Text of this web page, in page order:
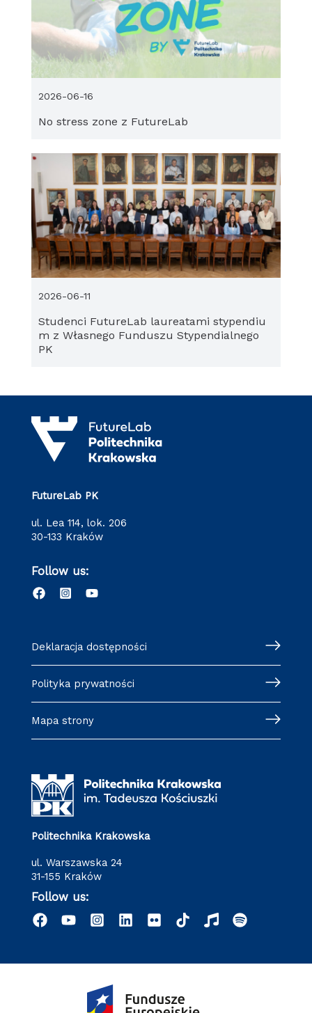
No stress zone z FutureLab
2026-06-16
Studenci FutureLab laureatami stypendiu
m z Własnego Funduszu Stypendialnego
PK
2026-06-11
FutureLab PK
ul. Lea 114, lok. 206
30-133 Kraków
Follow us:
Deklaracja dostępności
Polityka prywatności
Mapa strony
Politechnika Krakowska
ul. Warszawska 24
31-155 Kraków
Follow us: